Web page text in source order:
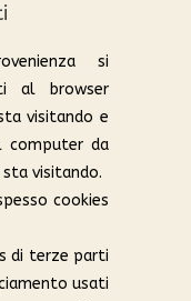
si
al browser
visitando e
da
visitando.
cookies
di terze parti
usati